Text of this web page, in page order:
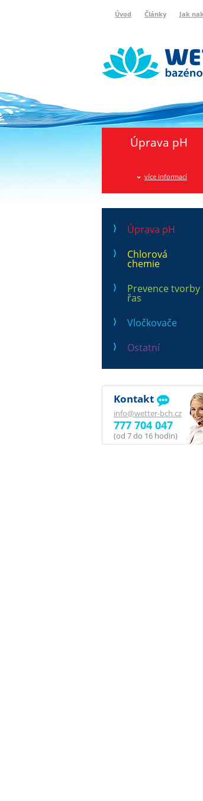
Úvod Články Jak
Úprava pH
více informací
Úprava pH
Chlorová
chemie
Prevence tvorby
řas
Vločkovače
Ostatní
Kontakt
info@wetter-bch.cz
777 704 047
(od 7 do 16 hodin)